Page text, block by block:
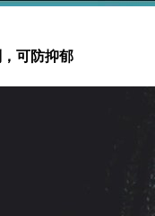
可防抑郁